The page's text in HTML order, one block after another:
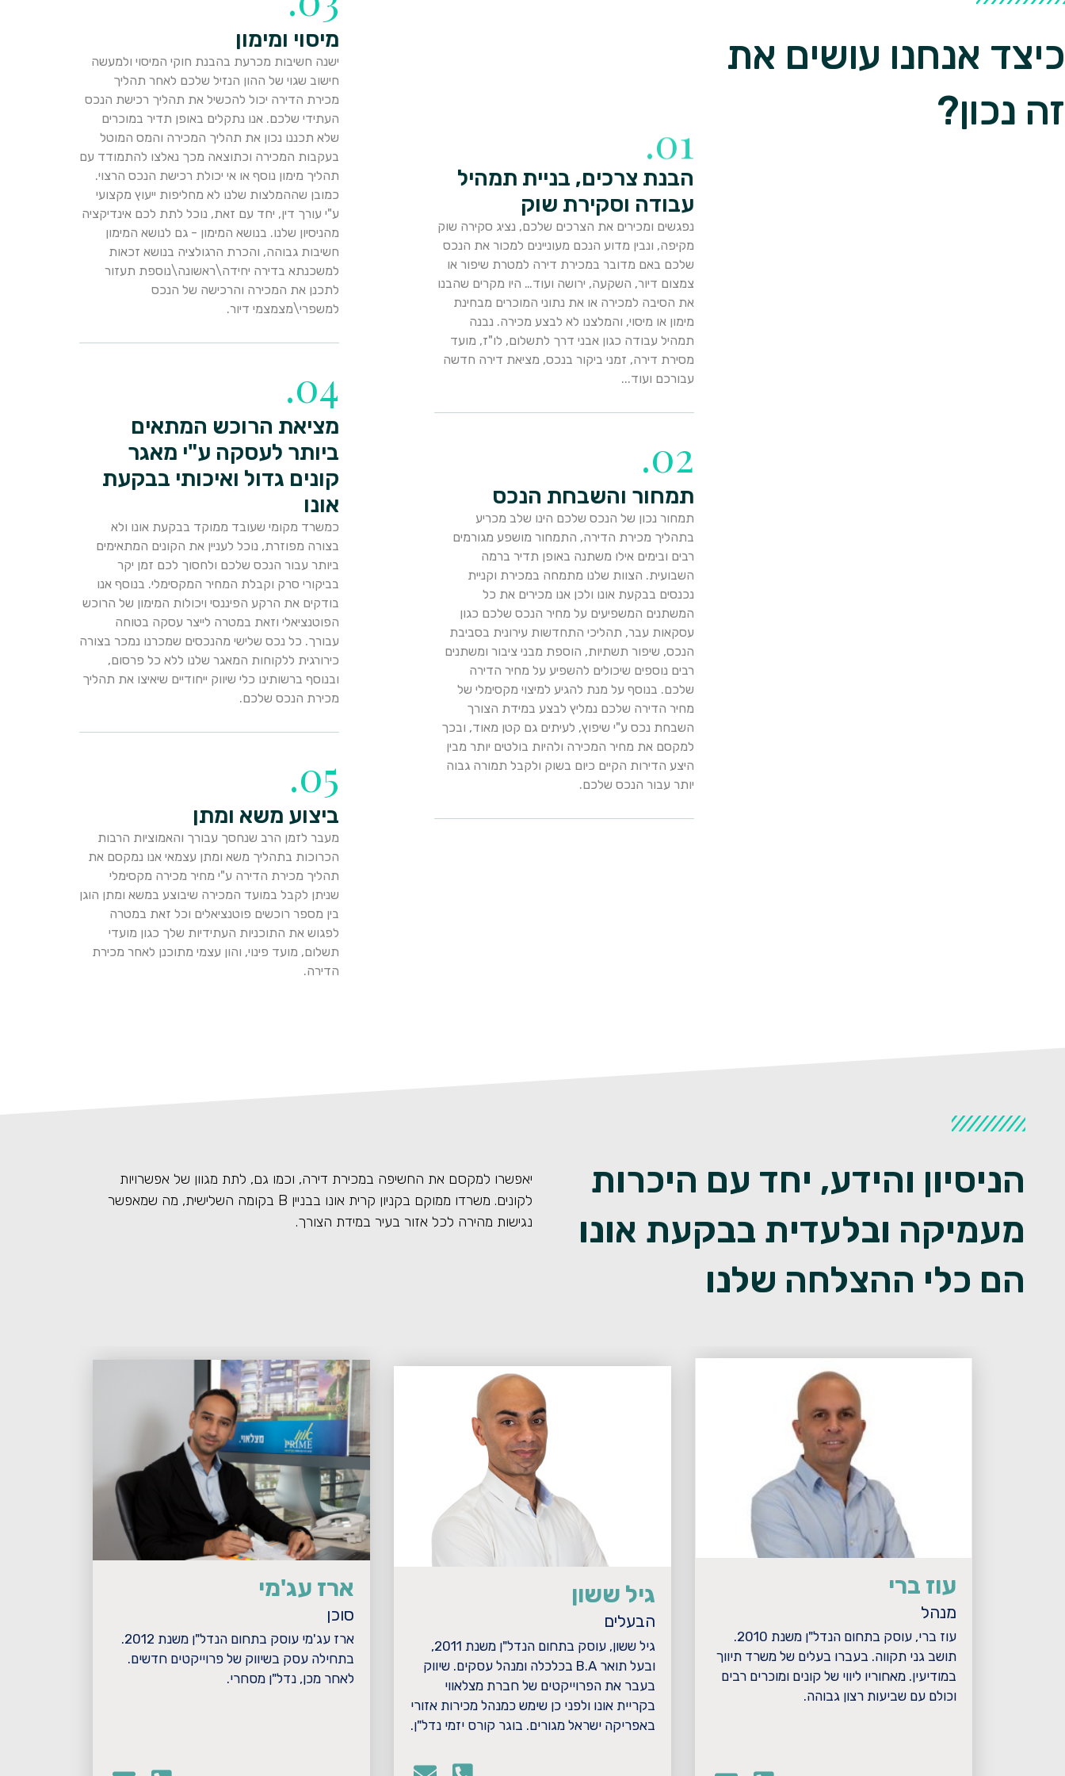
כיצד אנחנו עושים את
זה נכון?
01.
הבנת צרכים, בניית תמהיל
עבודה וסקירת שוק
נפגשים ומכירים את הצרכים שלכם, נציג סקירה שוק
מקיפה, ונבין מדוע הנכם מעוניינים למכור את הנכס
שלכם באם מדובר במכירת דירה למטרת שיפור או
צמצום דיור, השקעה, ירושה ועוד… היו מקרים שהבנו
את הסיבה למכירה או את נתוני המוכרים מבחינת
מימון או מיסוי, והמלצנו לא לבצע מכירה. נבנה
תמהיל עבודה כגון אבני דרך לתשלום, לו"ז, מועד
מסירת דירה, זמני ביקור בנכס, מציאת דירה חדשה
עבורכם ועוד...
02.
תמחור והשבחת הנכס
תמחור נכון של הנכס שלכם הינו שלב מכריע
בתהליך מכירת הדירה, התמחור מושפע מגורמים
רבים ובימים אילו משתנה באופן תדיר ברמה
השבועית. הצוות שלנו מתמחה במכירת וקניית
נכנסים בבקעת אונו ולכן אנו מכירים את כל
המשתנים המשפיעים על מחיר הנכס שלכם כגון
עסקאות עבר, תהליכי התחדשות עירונית בסביבת
הנכס, שיפור תשתיות, הוספת מבני ציבור ומשתנים
רבים נוספים שיכולים להשפיע על מחיר הדירה
שלכם. בנוסף על מנת להגיע למיצוי מקסימלי של
מחיר הדירה שלכם נמליץ לבצע במידת הצורך
השבחת נכס ע"י שיפוץ, לעיתים גם קטן מאוד, ובכך
למקסם את מחיר המכירה ולהיות בולטים יותר מבין
היצע הדירות הקיים כיום בשוק ולקבל תמורה גבוה
יותר עבור הנכס שלכם.
מיסוי ומימון
ישנה חשיבות מכרעת בהבנת חוקי המיסוי ולמעשה
חישוב שגוי של ההון הנזיל שלכם לאחר תהליך
מכירת הדירה יכול להכשיל את תהליך רכישת הנכס
העתידי שלכם. אנו נתקלים באופן תדיר במוכרים
שלא תכננו נכון את תהליך המכירה והמס המוטל
בעקבות המכירה וכתוצאה מכך נאלצו להתמודד עם
תהליך מימון נוסף או אי יכולת רכישת הנכס הרצוי.
כמובן שההמלצות שלנו לא מחליפות ייעוץ מקצועי
ע"י עורך דין, יחד עם זאת, נוכל לתת לכם אינדיקציה
מהניסיון שלנו. בנושא המימון - גם לנושא המימון
חשיבות גבוהה, והכרת הרגולציה בנושא זכאות
למשכנתא בדירה יחידה\ראשונה\נוספת תעזור
לתכנן את המכירה והרכישה של הנכס
למשפרי\מצמצמי דיור.
04.
מציאת הרוכש המתאים
ביותר לעסקה ע"י מאגר
קונים גדול ואיכותי בבקעת
אונו
כמשרד מקומי שעובד ממוקד בבקעת אונו ולא
בצורה מפוזרת, נוכל לעניין את הקונים המתאימים
ביותר עבור הנכס שלכם ולחסוך לכם זמן יקר
בביקורי סרק וקבלת המחיר המקסימלי. בנוסף אנו
בודקים את הרקע הפיננסי ויכולות המימון של הרוכש
הפוטנציאלי וזאת במטרה לייצר עסקה בטוחה
עבורך. כל נכס שלישי מהנכסים שמכרנו נמכר בצורה
כירורגית ללקוחות המאגר שלנו ללא כל פרסום,
ובנוסף ברשותינו כלי שיווק ייחודיים שיאיצו את תהליך
מכירת הנכס שלכם.
05.
ביצוע משא ומתן
מעבר לזמן הרב שנחסך עבורך והאמוציות הרבות
הכרוכות בתהליך משא ומתן עצמאי אנו נמקסם את
תהליך מכירת הדירה ע"י מחיר מכירה מקסימלי
שניתן לקבל במועד המכירה שיבוצע במשא ומתן הוגן
בין מספר רוכשים פוטנציאלים וכל זאת במטרה
לפגוש את התוכניות העתידיות שלך כגון מועדי
תשלום, מועד פינוי, והון עצמי מתוכנן לאחר מכירת
הדירה.
הניסיון והידע, יחד עם היכרות
מעמיקה ובלעדית בבקעת אונו
הם כלי ההצלחה שלנו
יאפשרו למקסם את החשיפה במכירת דירה, וכמו גם, לתת מגוון של אפשרויות
לקונים. משרדו ממוקם בקניון קרית אונו בבניין B בקומה השלישית, מה שמאפשר
נגישות מהירה לכל אזור בעיר במידת הצורך.
עוז ברי
מנהל
עוז ברי, עוסק בתחום הנדל"ן משנת 2010.
תושב גני תקווה. בעברו בעלים של משרד תיווך
במודיעין. מאחוריו ליווי של קונים ומוכרים רבים
וכולם עם שביעות רצון גבוהה.
גיל ששון
הבעלים
גיל ששון, עוסק בתחום הנדל"ן משנת 2011,
ובעל תואר B.A בכלכלה ומנהל עסקים. שיווק
בעבר את הפרוייקטים של חברת מצלאווי
בקריית אונו ולפני כן שימש כמנהל מכירות אזורי
באפריקה ישראל מגורים. בוגר קורס יזמי נדל"ן.
ארז עג'מי
סוכן
ארז עג'מי עוסק בתחום הנדל"ן משנת 2012.
בתחילה עסק בשיווק של פרוייקטים חדשים.
לאחר מכן, נדל"ן מסחרי.